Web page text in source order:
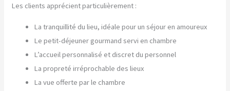
Les clients apprécient particulièrement :
La tranquillité du lieu, idéale pour un séjour en amoureux
Le petit-déjeuner gourmand servi en chambre
L’accueil personnalisé et discret du personnel
La propreté irréprochable des lieux
La vue offerte par le chambre